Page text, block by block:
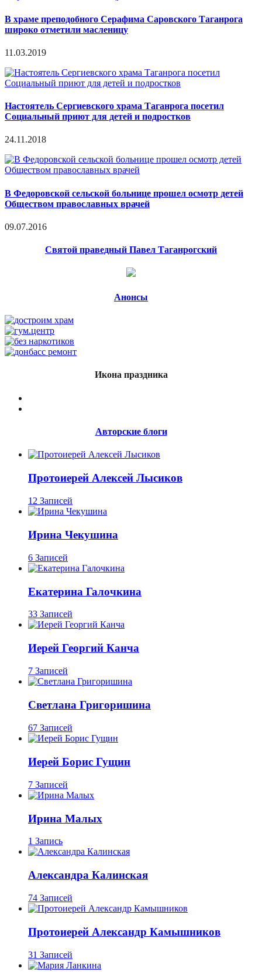
В храме преподобного Серафима Саровского Таганрога
широко отметили масленицу
11.03.2019
Настоятель Сергиевского храма Таганрога посетил
Социальный приют для детей и подростков
24.11.2018
В Федоровской сельской больнице прошел осмотр детей
Обществом православных врачей
09.07.2016
Святой праведный Павел Таганрогский
Анонсы
Икона праздника
Авторские блоги
Протоиерей Алексей Лысиков
12 Записей
Ирина Чекушина
6 Записей
Екатерина Галочкина
33 Записей
Иерей Георгий Канча
7 Записей
Светлана Григоришина
67 Записей
Иерей Борис Гущин
7 Записей
Ирина Малых
1 Запись
Александра Калинская
74 Записей
Протоиерей Александр Камышников
31 Записей